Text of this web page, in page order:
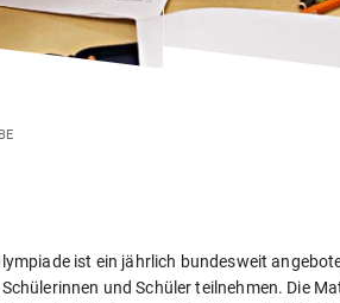
ist ein jährlich bundesweit
und Schüler teilnehmen. Die